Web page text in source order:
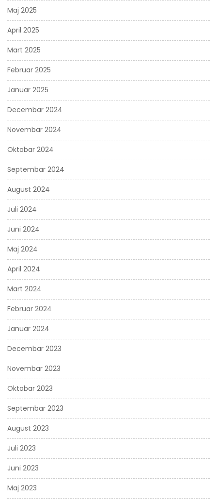
Maj 2025
April 2025
Mart 2025
Februar 2025
Januar 2025
Decembar 2024
Novembar 2024
Oktobar 2024
Septembar 2024
August 2024
Juli 2024
Juni 2024
Maj 2024
April 2024
Mart 2024
Februar 2024
Januar 2024
Decembar 2023
Novembar 2023
Oktobar 2023
Septembar 2023
August 2023
Juli 2023
Juni 2023
Maj 2023